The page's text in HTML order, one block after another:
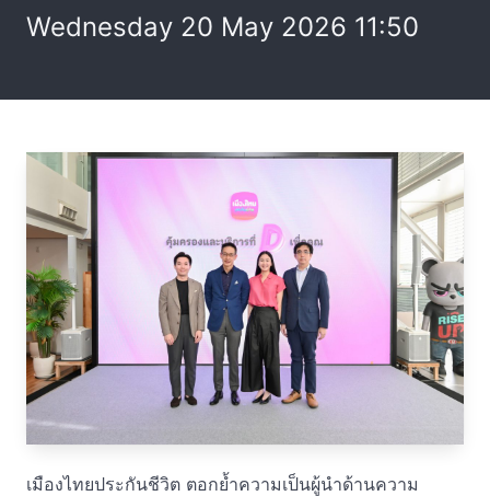
Wednesday 20 May 2026 11:50
เมืองไทยประกันชีวิต ตอกย้ำความเป็นผู้นำด้านความ